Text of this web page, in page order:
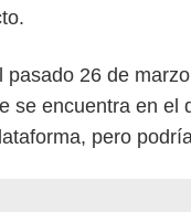
pasado 26 de
se encuentra en el
pero